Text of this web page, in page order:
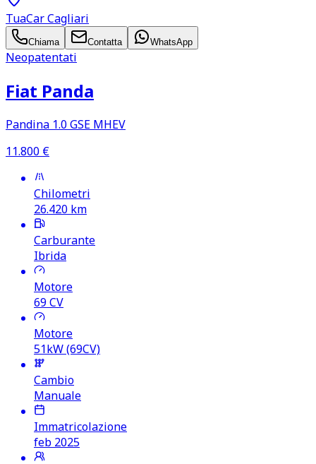
TuaCar Cagliari
Chiama Contatta WhatsApp
Neopatentati
Fiat Panda
Pandina 1.0 GSE MHEV
11.800 €
Chilometri
26.420 km
Carburante
Ibrida
Motore
69CV
Motore
51kW (69CV)
Cambio
Manuale
Immatricolazione
feb 2025